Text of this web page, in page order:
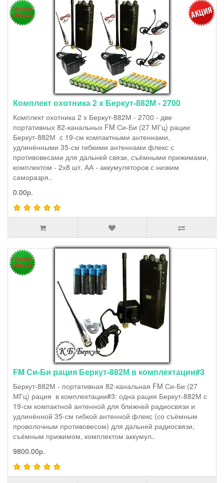
Комплект охотника 2 х Беркут-882М - 2700
Комплект охотника 2 х Беркут-882М - 2700 - две
портативных 82-канальных FM Си-Би (27 МГц) рации
Беркут-882М с 19-см компактными антеннами,
удлинёнными 35-см гибкими антеннами флекс с
противовесами для дальней связи, съёмными прижимами,
комплектом - 2х8 шт. АА - аккумуляторов с низким
саморазря..
0.00р.
FM Си-Би рация Беркут-882М в комплектации#3
Беркут-882М - портативная 82-канальная FM Си-Би (27
МГц) рация в комплектации#3: одна рация Беркут-882М с
19-см компактной антенной для ближней радиосвязи и
удлинённой 35-см гибкой антенной флекс (со съёмным
проволочным противовесом) для дальней радиосвязи,
съёмным прижимом, комплектом аккумул..
9800.00р.